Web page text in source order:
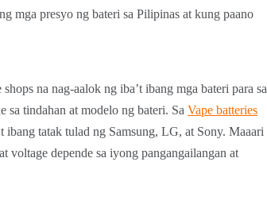
mga presyo ng bateri sa Pilipinas at kung paano
na nag-aalok ng iba’t ibang mga bateri para sa
sa tindahan at modelo ng bateri. Sa Vape batteries
ibang tatak tulad ng Samsung, LG, at Sony. Maaari
voltage depende sa iyong pangangailangan at